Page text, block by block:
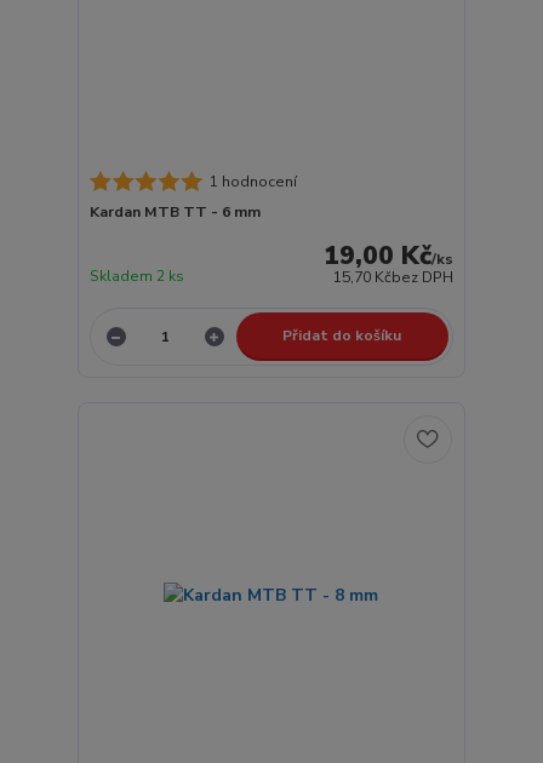
1 hodnocení
Kardan MTB TT - 6 mm
19,00 Kč/ks
15,70 Kčbez DPH
Skladem 2 ks
Přidat do košíku